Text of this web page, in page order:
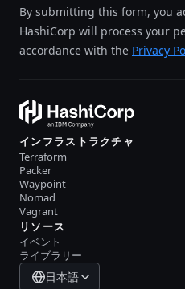
By submitting this form, you
HashiCorp will process your
accordance with the Privacy
インフラストラクチャ
Terraform
Packer
Waypoint
Nomad
Vagrant
リソース
イベント
ライブラリー
日本語